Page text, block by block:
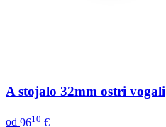
A stojalo 32mm ostri vogali
od 9610 €